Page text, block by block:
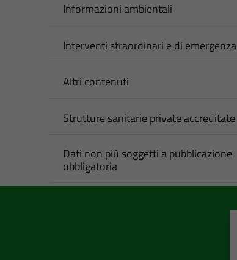
Informazioni ambientali
Interventi straordinari e di emergenza
Altri contenuti
Strutture sanitarie private accreditate
Dati non più soggetti a pubblicazione
obbligatoria